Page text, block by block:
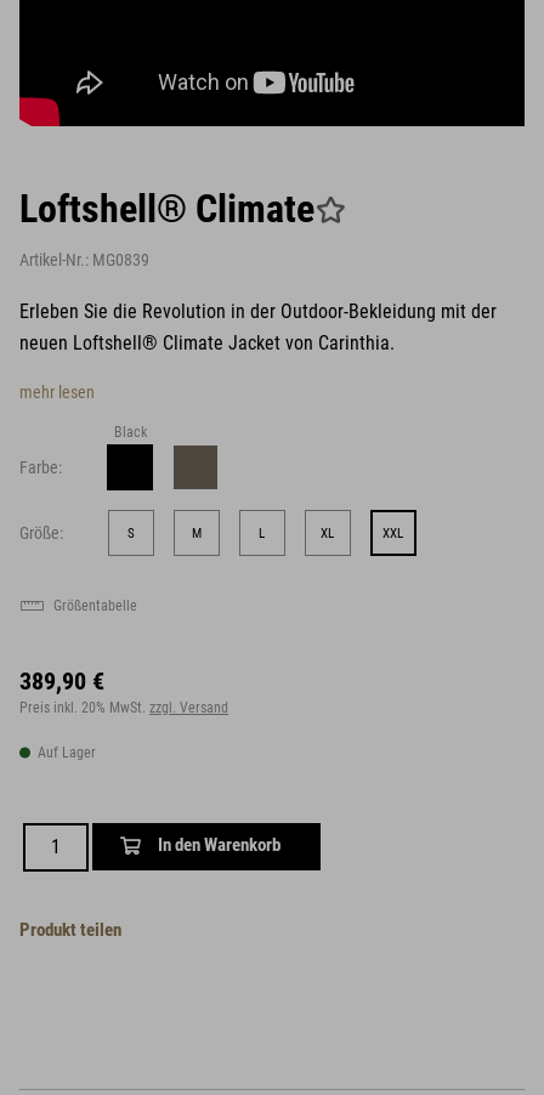
Loftshell® Climate
Artikel-Nr.: MG0839
Erleben Sie die Revolution in der Outdoor-Bekleidung mit der
neuen Loftshell® Climate Jacket von Carinthia.
mehr lesen
Farbe:
Black
Größe: S M L XL XXL
Größentabelle
389,90 €
Preis inkl. 20% MwSt. zzgl. Versand
Auf Lager
In den Warenkorb
Produkt teilen